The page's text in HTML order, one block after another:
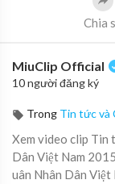
Chia
MiuClip Official
10 người đăng ký
Trong Tin tức và
Xem video clip Tin
Dân Việt Nam
uân Nhân Dân